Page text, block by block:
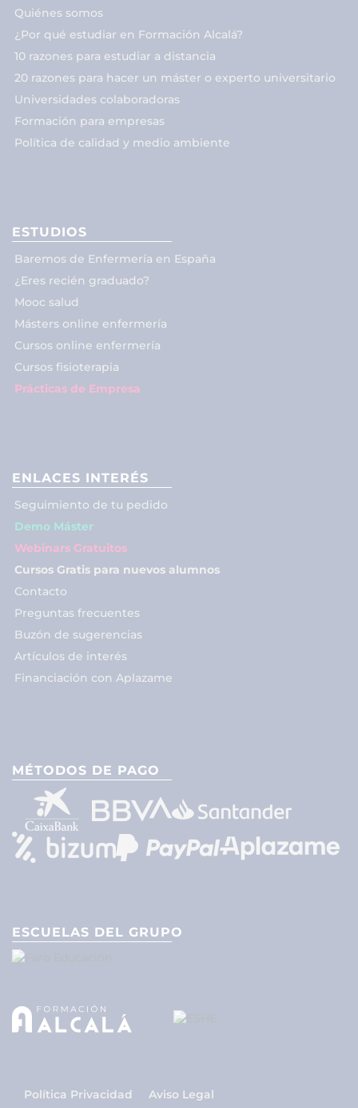
Quiénes somos
¿Por qué estudiar en Formación Alcalá?
10 razones para estudiar a distancia
20 razones para hacer un máster o experto universitario
Universidades colaboradoras
Formación para empresas
Política de calidad y medio ambiente
ESTUDIOS
Baremos de Enfermería en España
¿Eres recién graduado?
Mooc salud
Másters online enfermería
Cursos online enfermería
Cursos fisioterapia
Prácticas de Empresa
ENLACES INTERÉS
Seguimiento de tu pedido
Demo Máster
Webinars Gratuitos
Cursos Gratis para nuevos alumnos
Contacto
Preguntas frecuentes
Buzón de sugerencias
Artículos de interés
Financiación con Aplazame
MÉTODOS DE PAGO
ESCUELAS DEL GRUPO
Política Privacidad Aviso Legal